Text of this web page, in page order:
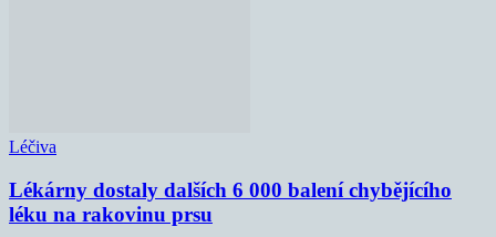
Léčiva
Lékárny dostaly dalších 6 000 balení chybějícího
léku na rakovinu prsu